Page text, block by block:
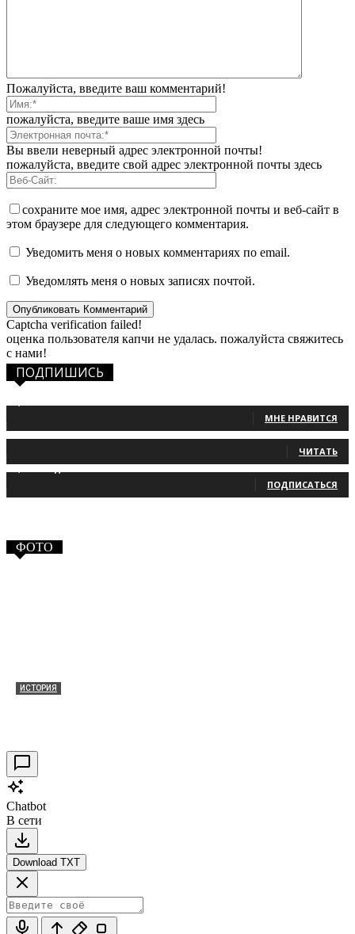
Пожалуйста, введите ваш комментарий!
пожалуйста, введите ваше имя здесь
Вы ввели неверный адрес электронной почты!
пожалуйста, введите свой адрес электронной почты здесь
сохраните мое имя, адрес электронной почты и веб-сайт в
этом браузере для следующего комментария.
Уведомить меня о новых комментариях по email.
Уведомлять меня о новых записях почтой.
Captcha verification failed!
оценка пользователя капчи не удалась. пожалуйста свяжитесь
с нами!
ПОДПИШИСЬ
МНЕ НРАВИТСЯ
ЧИТАТЬ
ПОДПИСАТЬСЯ
ФОТО
ИСТОРИЯ
Chatbot
В сети
Download TXT